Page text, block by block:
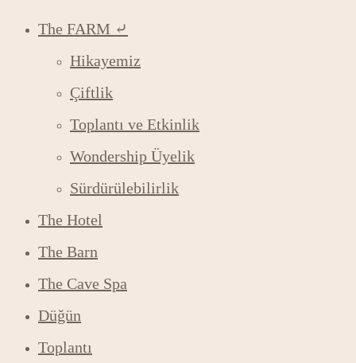
The FARM ⤶
Hikayemiz
Çiftlik
Toplantı ve Etkinlik
Wondership Üyelik
Sürdürülebilirlik
The Hotel
The Barn
The Cave Spa
Düğün
Toplantı